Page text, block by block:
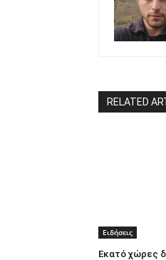
RELATED
Ειδήσεις
Εκατό χώρες